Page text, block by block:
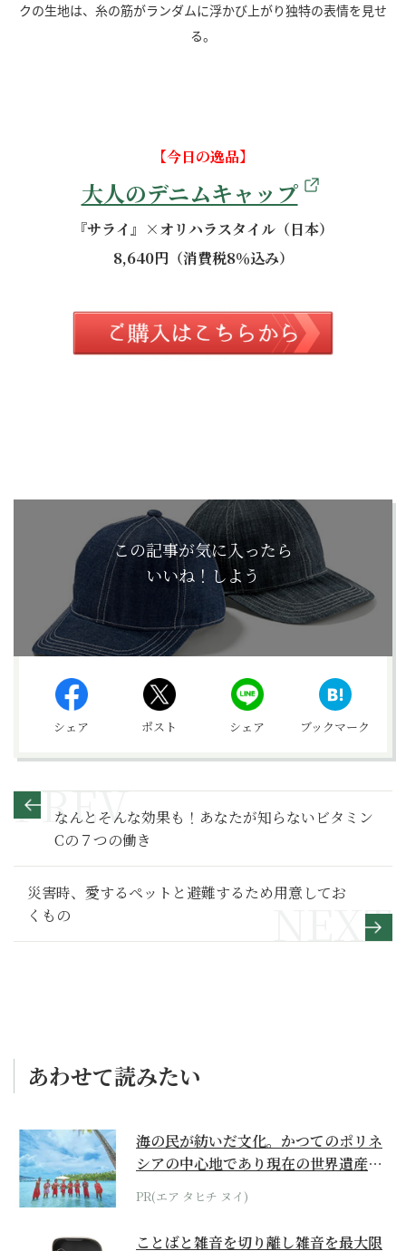
クの生地は、糸の筋がランダムに浮かび上がり独特の表情を見せ
る。
【今日の逸品】
大人のデニムキャップ
『サライ』×オリハラスタイル（日本）
8,640円（消費税8％込み）
この記事が気に入ったら
いいね！しよう
シェア ポスト シェア ブックマーク
なんとそんな効果も！あなたが知らないビタミン
Cの７つの働き
災害時、愛するペットと避難するため用意してお
くもの
あわせて読みたい
海の民が紡いだ文化。かつてのポリネ
シアの中心地であり現在の世界遺産か
らみえてくる...
PR(エア タヒチ ヌイ)
ことばと雑音を切り離し雑音を最大限